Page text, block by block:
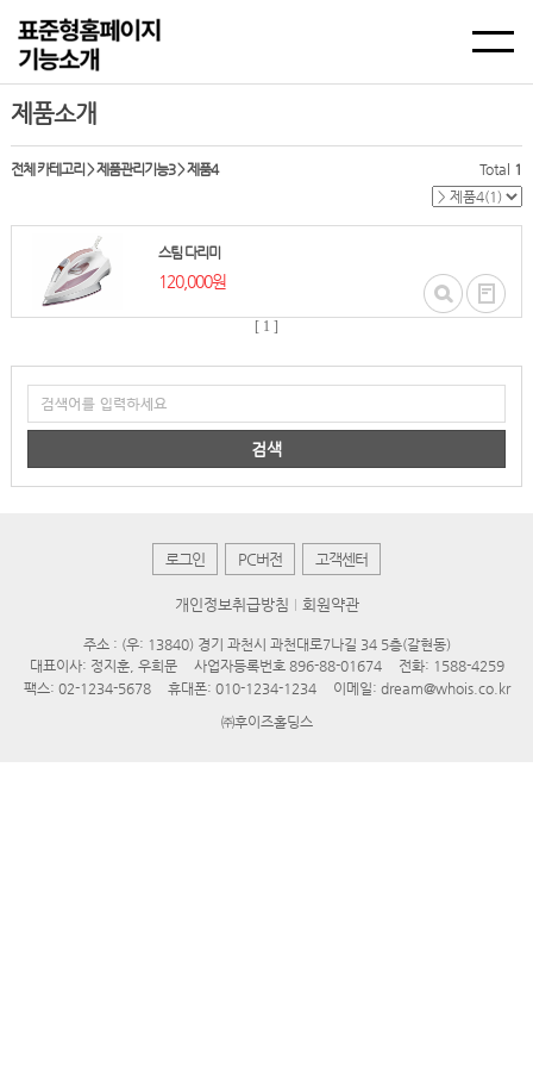
제품소개
전체 카테고리 >제품관리기능3>제품4 Total 1
스팀 다리미
120,000원
[ 1 ]
검색
로그인 PC버전 고객센터
개인정보취급방침 회원약관
주소 : (우: 13840) 경기 과천시 과천대로7나길 34 5층(갈현동)
대표이사: 정지훈, 우희문
사업자등록번호 896-88-01674
전화: 1588-4259
팩스: 02-1234-5678
휴대폰: 010-1234-1234
이메일: dream@whois.co.kr
㈜후이즈홀딩스